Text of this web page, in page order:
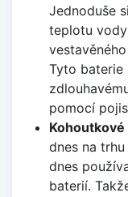
Jednoduše
teplotu
Tyto baterie
pomocí
dnes na
dnes
baterií.